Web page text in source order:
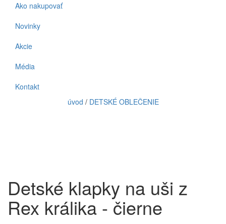
Ako nakupovať
Novinky
Akcie
Média
Kontakt
úvod / DETSKÉ OBLEČENIE
Detské klapky na uši z
Rex králika - čierne